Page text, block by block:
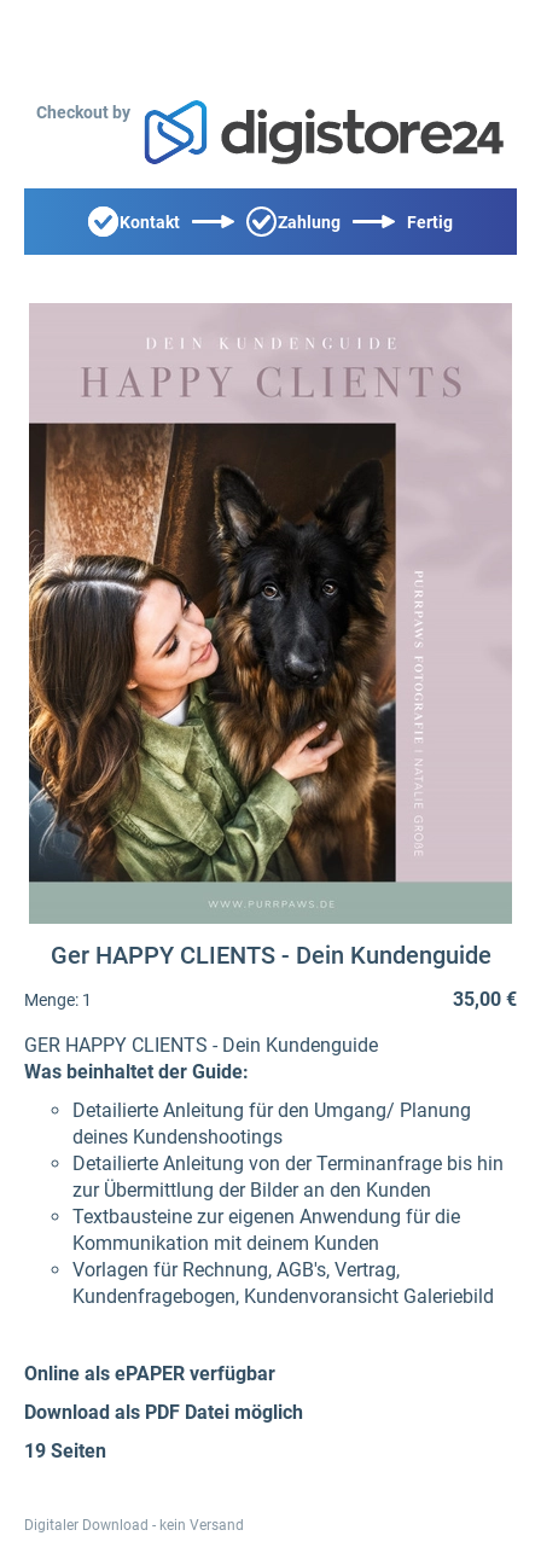
Checkout by
Kontakt Zahlung Fertig
Ger HAPPY CLIENTS - Dein Kundenguide
Menge: 1
35,00 €
GER HAPPY CLIENTS - Dein Kundenguide
Was beinhaltet der Guide:
Detailierte Anleitung für den Umgang/ Planung
deines Kundenshootings
Detailierte Anleitung von der Terminanfrage bis hin
zur Übermittlung der Bilder an den Kunden
Textbausteine zur eigenen Anwendung für die
Kommunikation mit deinem Kunden
Vorlagen für Rechnung, AGB's, Vertrag,
Kundenfragebogen, Kundenvoransicht Galeriebild
Online als ePAPER verfügbar
Download als PDF Datei möglich
19 Seiten
Digitaler Download - kein Versand